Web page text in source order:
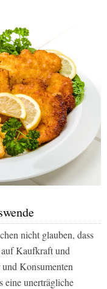
nicht glauben, dass
Kaufkraft und
Konsumenten
eine unerträgliche